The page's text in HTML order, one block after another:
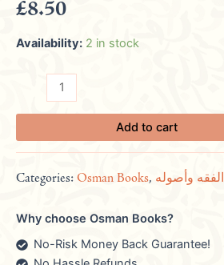
£8.50
Availability: 2 in stock
Add to cart
Categories: Osman Books, الفقه وأصوله
Why choose Osman Books?
No-Risk Money Back Guarantee!